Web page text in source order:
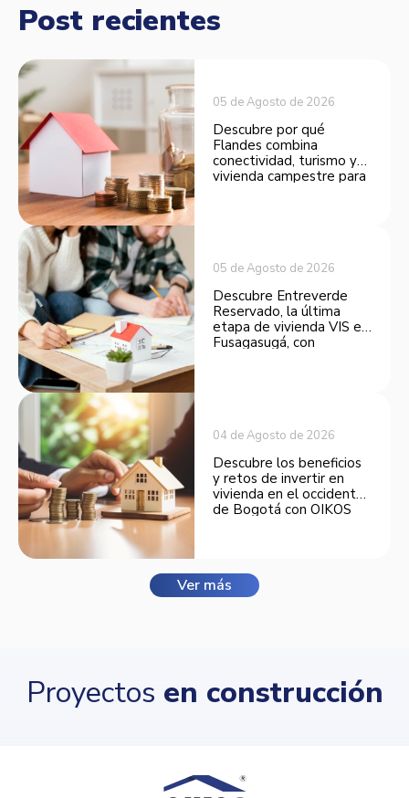
Post recientes
05 de Agosto de 2026
Descubre por qué
Flandes combina
conectividad, turismo y
vivienda campestre para
05 de Agosto de 2026
Descubre Entreverde
Reservado, la última
etapa de vivienda VIS en
Fusagasugá, con
04 de Agosto de 2026
Descubre los beneficios
y retos de invertir en
vivienda en el occidente
de Bogotá con OIKOS
Ver más
Proyectos en construcción